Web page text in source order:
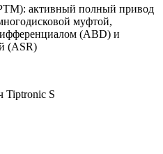
активный полный привод
муфтой,
(ABD) и
(ASR)
Tiptronic S